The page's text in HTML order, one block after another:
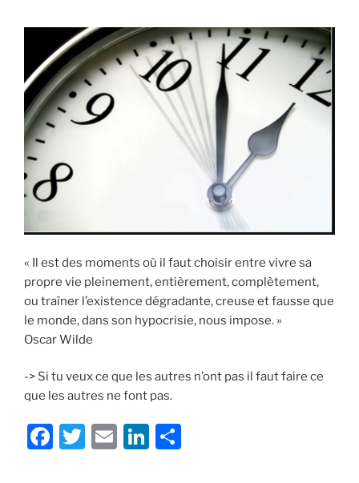
o
o
k
n
« Il est des moments où il faut choisir entre vivre sa
propre vie pleinement, entièrement, complètement,
ou traîner l’existence dégradante, creuse et fausse que
le monde, dans son hypocrisie, nous impose. »
Oscar Wilde
-> Si tu veux ce que les autres n’ont pas il faut faire ce
que les autres ne font pas.
F
T
E
Li